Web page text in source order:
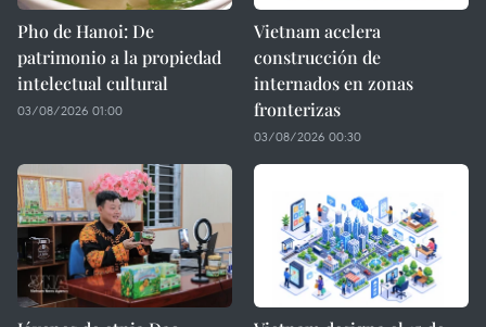
Pho de Hanoi: De
patrimonio a la propiedad
intelectual cultural
03/08/2026 01:00
Vietnam acelera
construcción de
internados en zonas
fronterizas
03/08/2026 00:30